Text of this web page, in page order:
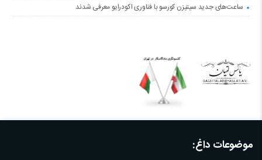
ساعت‌های جدید سیتیزن کورسو با فناوری اکودرایو معرفی شدند
موضوعات داغ: